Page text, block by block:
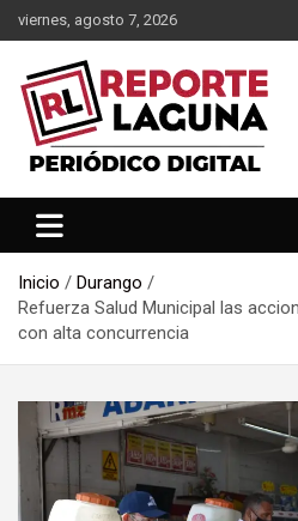
Saltar
al
contenido
viernes, agosto 7, 2026
Reporte Laguna
Inicio
Durango
Refuerza Salud Municipal las
con alta concurrencia